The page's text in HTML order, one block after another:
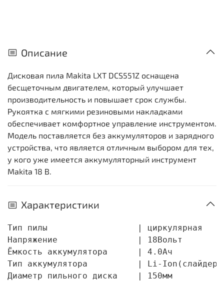
Описание
Дисковая пила Makita LXT DCS551Z оснащена
бесщеточным двигателем, который улучшает
производительность и повышает срок службы.
Рукоятка с мягкими резиновыми накладками
обеспечивает комфортное управление инструментом.
Модель поставляется без аккумуляторов и зарядного
устройства, что является отличным выбором для тех,
у кого уже имеется аккумуляторный инструмент
Makita 18 В.
Характеристики
Тип пилы                  | циркулярная
Напряжение                | 18Вольт
Ёмкость аккумулятора      | 4.0Ач
Тип аккумулятора          | Li-Ion(слайдер)
Диаметр пильного диска    | 150мм